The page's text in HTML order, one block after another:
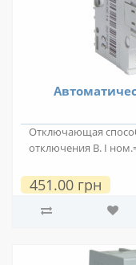
Отключающая
отключения B. I
451.00 грн